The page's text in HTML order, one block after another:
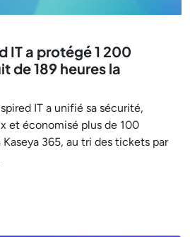
IT a protégé 1 200
de 189 heures la
IT a unifié sa sécurité,
et économisé plus de 100
365, au tri des tickets par